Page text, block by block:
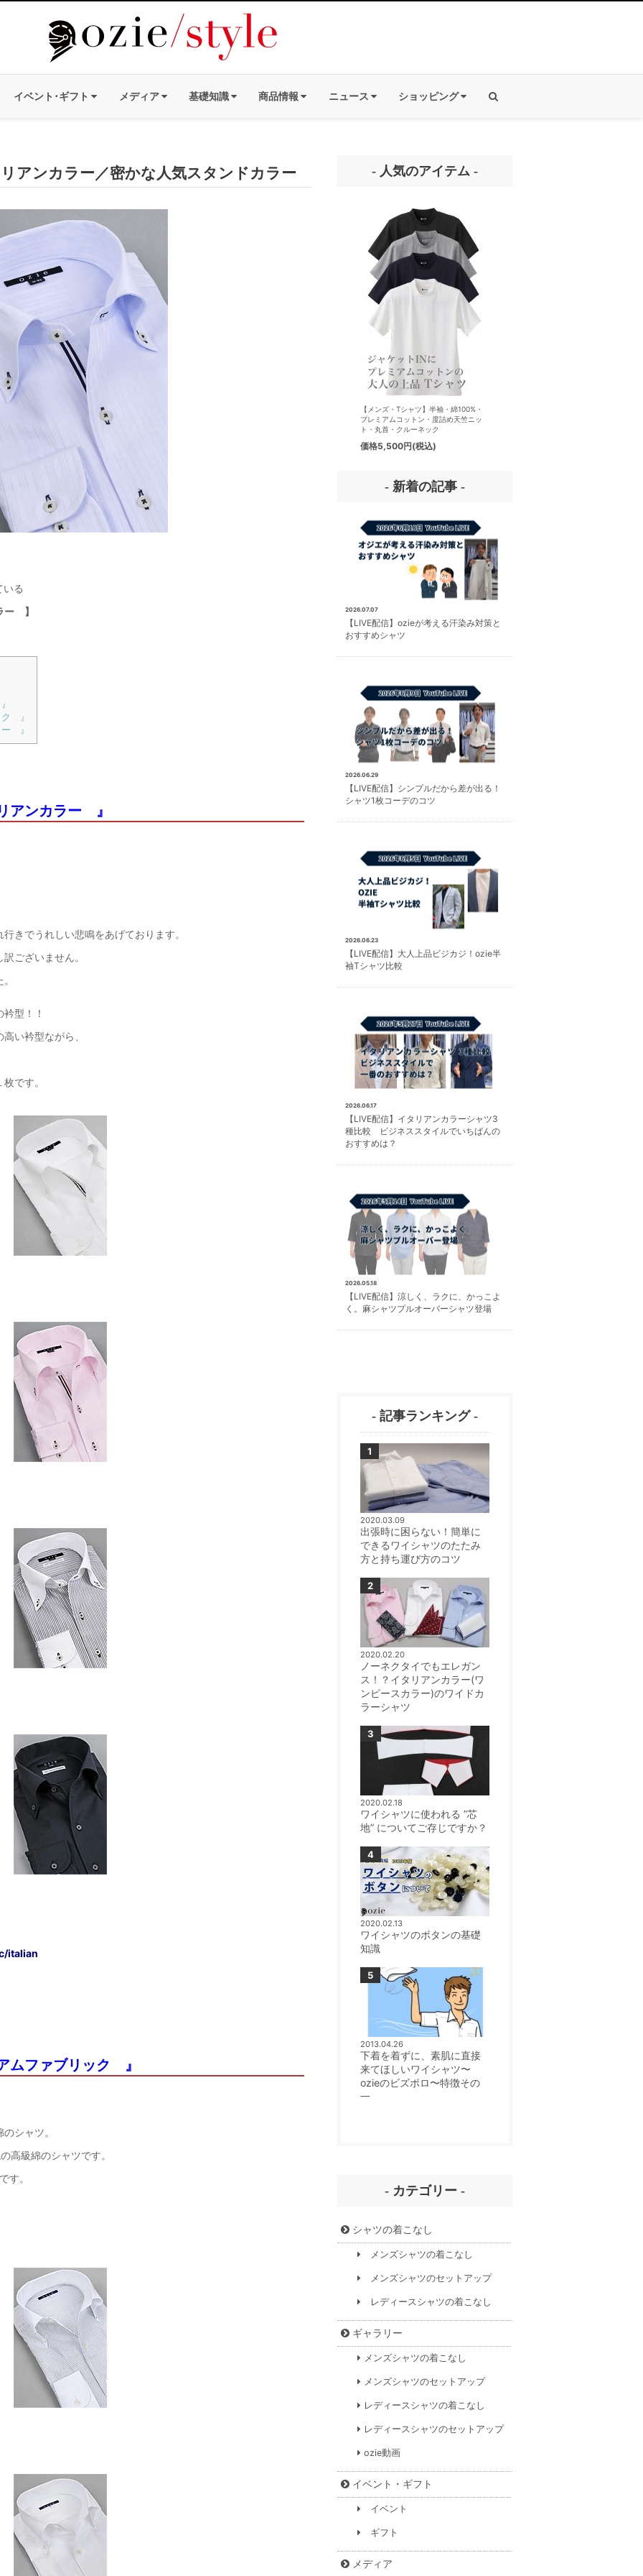
イベント･ギフト メディア 基礎知識 商品情報 ニュース ショッピング
アンカラー／密かな人気スタンドカラー
る
ー 】
ク 』
』
アンカラー 』
きでうれしい悲鳴をあげております。
ございません。
型！！
い衿型ながら、
です。
italian
ムファブリック 』
シャツ。
高級綿のシャツです。
す。
- 人気のアイテム -
【メンズ・Tシャツ】半袖・綿100%・
プレミアムコットン・度詰め天竺ニッ
ト・丸首・クルーネック
価格5,500円(税込)
- 新着の記事 -
2026.07.07
【LIVE配信】ozieが考える汗染み対策と
おすすめシャツ
2026.06.29
【LIVE配信】シンプルだから差が出る！
シャツ1枚コーデのコツ
2026.06.23
【LIVE配信】大人上品ビジカジ！ozie半
袖Tシャツ比較
2026.06.17
【LIVE配信】イタリアンカラーシャツ3
種比較 ビジネススタイルでいちばんの
おすすめは？
2026.05.18
【LIVE配信】涼しく、ラクに、かっこよ
く。麻シャツプルオーバーシャツ登場
- 記事ランキング -
2020.03.09
出張時に困らない！簡単に
できるワイシャツのたたみ
方と持ち運び方のコツ
2020.02.20
ノーネクタイでもエレガン
ス！？イタリアンカラー(ワ
ンピースカラー)のワイドカ
ラーシャツ
2020.02.18
ワイシャツに使われる ”芯
地” についてご存じですか？
2020.02.13
ワイシャツのボタンの基礎
知識
2013.04.26
下着を着ずに、素肌に直接
来てほしいワイシャツ〜
ozieのビズポロ〜特徴その
一
- カテゴリー -
シャツの着こなし
メンズシャツの着こなし
メンズシャツのセットアップ
レディースシャツの着こなし
ギャラリー
メンズシャツの着こなし
メンズシャツのセットアップ
レディースシャツの着こなし
レディースシャツのセットアップ
ozie動画
イベント・ギフト
イベント
ギフト
メディア